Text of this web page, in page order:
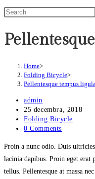
search
Home>
Folding Bicycle>
Pellentesque tempus
Post
author:
admin
Post
published:
25 decembra, 2018
Post
category:
Folding Bicycle
Post
0 Comments
Proin a nunc odio. Duis
lacinia dapibus. Proin eget
tellus. Pellentesque at massa